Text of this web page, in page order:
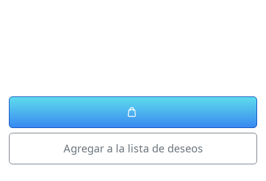
Agregar a la lista de deseos